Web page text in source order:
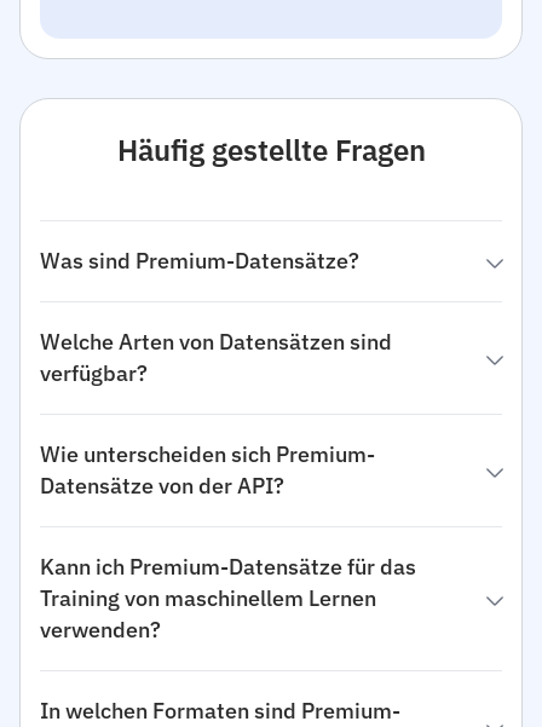
Häufig gestellte Fragen
Was sind Premium-Datensätze?
Welche Arten von Datensätzen sind
verfügbar?
Wie unterscheiden sich Premium-
Datensätze von der API?
Kann ich Premium-Datensätze für das
Training von maschinellem Lernen
verwenden?
In welchen Formaten sind Premium-